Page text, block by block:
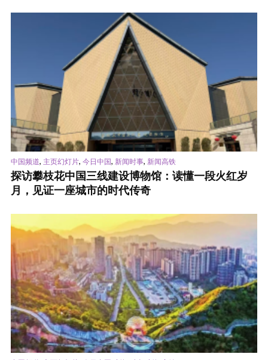
中国频道, 主页幻灯片, 今日中国, 新闻时事, 新闻高铁
探访攀枝花中国三线建设博物馆：读懂一段火红岁
月，见证一座城市的时代传奇